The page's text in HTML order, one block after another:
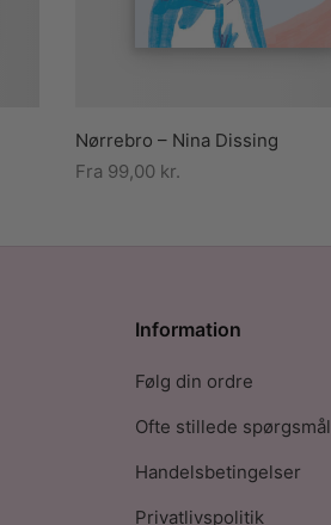
Nørrebro – Nina Dissing
Fra 99,00 kr.
Information
Følg din ordre
Ofte stillede spørgsmål
Handelsbetingelser
Privatlivspolitik